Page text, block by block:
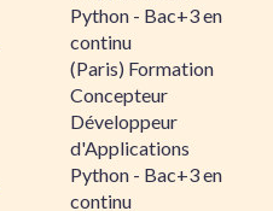
Python - Bac+3 en
continu
(Paris) Formation
Concepteur
Développeur
d'Applications
Python - Bac+3 en
continu